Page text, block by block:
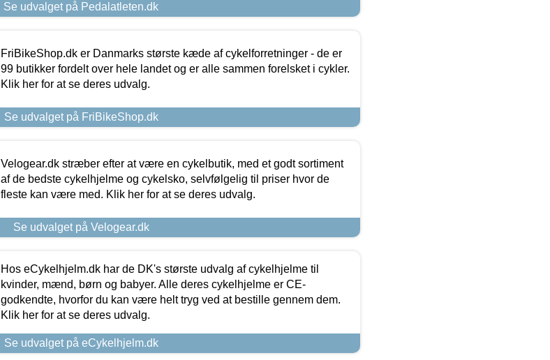
Se udvalget på Pedalatleten.dk
FriBikeShop.dk er Danmarks største kæde af cykelforretninger - de er
99 butikker fordelt over hele landet og er alle sammen forelsket i cykler.
Klik her for at se deres udvalg.
Se udvalget på FriBikeShop.dk
Velogear.dk stræber efter at være en cykelbutik, med et godt sortiment
af de bedste cykelhjelme og cykelsko, selvfølgelig til priser hvor de
fleste kan være med. Klik her for at se deres udvalg.
Se udvalget på Velogear.dk
Hos eCykelhjelm.dk har de DK's største udvalg af cykelhjelme til
kvinder, mænd, børn og babyer. Alle deres cykelhjelme er CE-
godkendte, hvorfor du kan være helt tryg ved at bestille gennem dem.
Klik her for at se deres udvalg.
Se udvalget på eCykelhjelm.dk